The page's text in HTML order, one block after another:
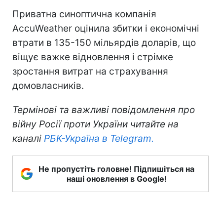
Приватна синоптична компанія
AccuWeather оцінила збитки і економічні
втрати в 135-150 мільярдів доларів, що
віщує важке відновлення і стрімке
зростання витрат на страхування
домовласників.
Термінові та важливі повідомлення про
війну Росії проти України читайте на
каналі РБК-Україна в Telegram.
Не пропустіть головне! Підпишіться на
наші оновлення в Google!